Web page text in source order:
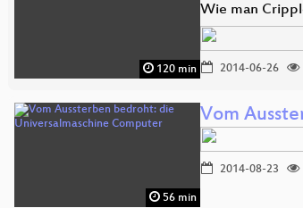
120 min
Wie man
2014-06-26
56 min
Vom
2014-08-23